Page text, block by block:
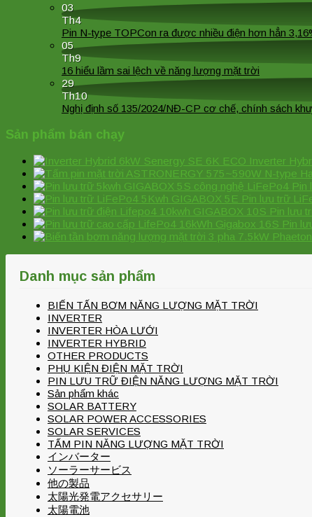
03
Th4
Pin N-type TOPCon ra được nhiều điện hơn hẳn
05
Th9
16 hiểu lầm sai lệch về năng lượng mặt trời
29
Th10
Nghị định số 135/2024/NĐ-CP cơ chế, chính sách
Sản phẩm bán chạy
Inverter
Pin
Pin lưu trữ
Pin lưu
Pin
Danh mục sản phẩm
BIẾN TẤN BƠM NĂNG LƯỢNG MẶT TRỜI
INVERTER
INVERTER HÒA LƯỚI
INVERTER HYBRID
OTHER PRODUCTS
PHỤ KIỆN ĐIỆN MẶT TRỜI
PIN LƯU TRỮ ĐIỆN NĂNG LƯỢNG MẶT TRỜI
Sản phẩm khác
SOLAR BATTERY
SOLAR POWER ACCESSORIES
SOLAR SERVICES
TẤM PIN NĂNG LƯỢNG MẶT TRỜI
インバーター
ソーラーサービス
他の製品
太陽光発電アクセサリー
太陽電池